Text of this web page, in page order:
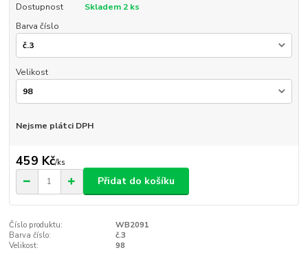
Dostupnost
Skladem 2 ks
Barva číslo
Velikost
Nejsme plátci DPH
459 Kč/ks
Přidat do košíku
Číslo produktu:
WB2091
Barva číslo:
č.3
Velikost:
98